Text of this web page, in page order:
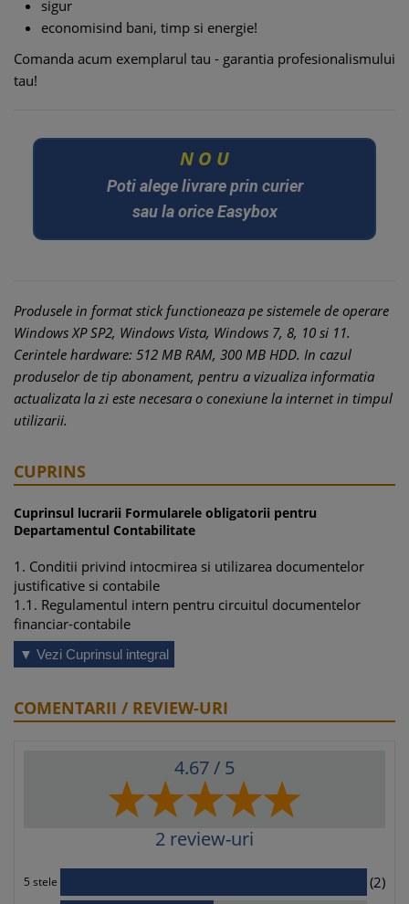
sigur
economisind bani, timp si energie!
Comanda acum exemplarul tau - garantia profesionalismului
tau!
N O U
Poti alege livrare prin curier
sau la orice Easybox
Produsele in format stick functioneaza pe sistemele de operare
Windows XP SP2, Windows Vista, Windows 7, 8, 10 si 11.
Cerintele hardware: 512 MB RAM, 300 MB HDD. In cazul
produselor de tip abonament, pentru a vizualiza informatia
actualizata la zi este necesara o conexiune la internet in timpul
utilizarii.
CUPRINS
Cuprinsul lucrarii Formularele obligatorii pentru
Departamentul Contabilitate
1. Conditii privind intocmirea si utilizarea documentelor
justificative si contabile
1.1. Regulamentul intern pentru circuitul documentelor
financiar-contabile
2. Corectarea si reconstituirea documentelor
3. Pastrarea si arhivarea documentelor. Arhivarea
4. Cerinte pentru programele informatice
5. Documentele justificative pe categorii de activitati
Drepturi de personal
Deplasari interne si externe
Donatii acordate
▼ Vezi Cuprinsul integral
COMENTARII / REVIEW-URI
4.67/ 5
2 review-uri
5 stele (2)